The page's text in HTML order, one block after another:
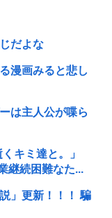
だよな
漫画みると悲し
は主人公が喋ら
キミ達と。」
継続困難なた...
」更新！！！ 騙